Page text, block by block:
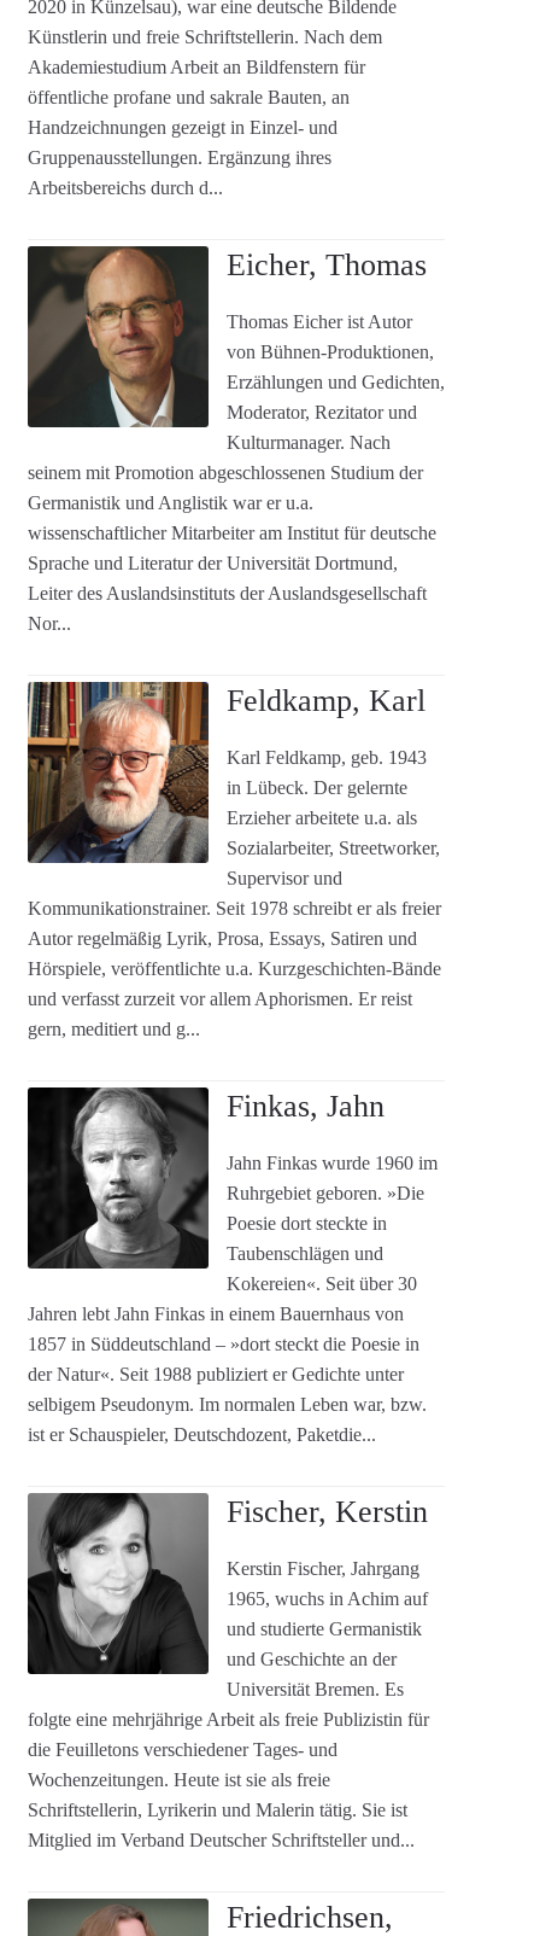
2020 in Künzelsau), war eine deutsche Bildende
Künstlerin und freie Schriftstellerin. Nach dem
Akademiestudium Arbeit an Bildfenstern für
öffentliche profane und sakrale Bauten, an
Handzeichnungen gezeigt in Einzel- und
Gruppenausstellungen. Ergänzung ihres
Arbeitsbereichs durch d...
Eicher, Thomas
Thomas Eicher ist Autor
von Bühnen-Produktionen,
Erzählungen und Gedichten,
Moderator, Rezitator und
Kulturmanager. Nach
seinem mit Promotion abgeschlossenen Studium der
Germanistik und Anglistik war er u.a.
wissenschaftlicher Mitarbeiter am Institut für deutsche
Sprache und Literatur der Universität Dortmund,
Leiter des Auslandsinstituts der Auslandsgesellschaft
Nor...
Feldkamp, Karl
Karl Feldkamp, geb. 1943
in Lübeck. Der gelernte
Erzieher arbeitete u.a. als
Sozialarbeiter, Streetworker,
Supervisor und
Kommunikationstrainer. Seit 1978 schreibt er als freier
Autor regelmäßig Lyrik, Prosa, Essays, Satiren und
Hörspiele, veröffentlichte u.a. Kurzgeschichten-Bände
und verfasst zurzeit vor allem Aphorismen. Er reist
gern, meditiert und g...
Finkas, Jahn
Jahn Finkas wurde 1960 im
Ruhrgebiet geboren. »Die
Poesie dort steckte in
Taubenschlägen und
Kokereien«. Seit über 30
Jahren lebt Jahn Finkas in einem Bauernhaus von
1857 in Süddeutschland – »dort steckt die Poesie in
der Natur«. Seit 1988 publiziert er Gedichte unter
selbigem Pseudonym. Im normalen Leben war, bzw.
ist er Schauspieler, Deutschdozent, Paketdie...
Fischer, Kerstin
Kerstin Fischer, Jahrgang
1965, wuchs in Achim auf
und studierte Germanistik
und Geschichte an der
Universität Bremen. Es
folgte eine mehrjährige Arbeit als freie Publizistin für
die Feuilletons verschiedener Tages- und
Wochenzeitungen. Heute ist sie als freie
Schriftstellerin, Lyrikerin und Malerin tätig. Sie ist
Mitglied im Verband Deutscher Schriftsteller und...
Friedrichsen,